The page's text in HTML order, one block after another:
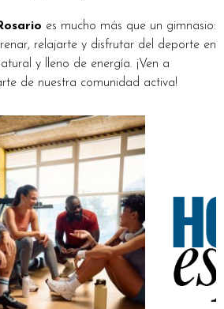
es mucho más que un gimnasio:
relajarte y disfrutar del deporte en
y lleno de energía. ¡Ven a
de nuestra comunidad activa!